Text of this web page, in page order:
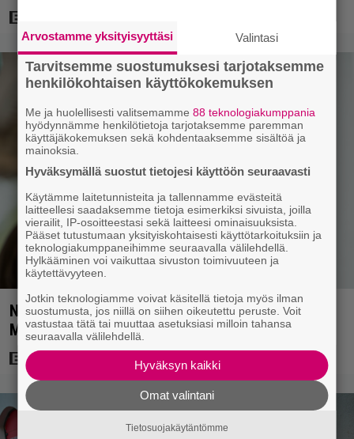
Nyt Netflixissä: 180 miljoonan toimintaseikkailu –
Margot Robbie vei seksikohtauksen liian pitkälle
Arvostamme yksityisyyttäsi Valintasi
Tarvitsemme suostumuksesi tarjotaksemme
henkilökohtaisen käyttökokemuksen
Me ja huolellisesti valitsemamme88 teknologiakumppania
hyödynnämme henkilötietoja tarjotaksemme paremman
käyttäjäkokemuksen sekä kohdentaaksemme sisältöä ja
mainoksia.
Hyväksymällä suostut tietojesi käyttöön seuraavasti
Käytämme laitetunnisteita ja tallennamme evästeitä
laitteellesi saadaksemme tietoja esimerkiksi sivuista, joilla
vierailit, IP-osoitteestasi sekä laitteesi ominaisuuksista.
Pääset tutustumaan yksityiskohtaisesti käyttötarkoituksiin ja
teknologiakumppaneihimme seuraavalla välilehdellä.
Hylkääminen voi vaikuttaa sivuston toimivuuteen ja
käytettävyyteen.
Jotkin teknologiamme voivat käsitellä tietoja myös ilman
suostumusta, jos niillä on siihen oikeutettu peruste. Voit
vastustaa tätä tai muuttaa asetuksiasi milloin tahansa
seuraavalla välilehdellä.
Hyväksyn kaikki
Omat valintani
Tietosuojakäytäntömme